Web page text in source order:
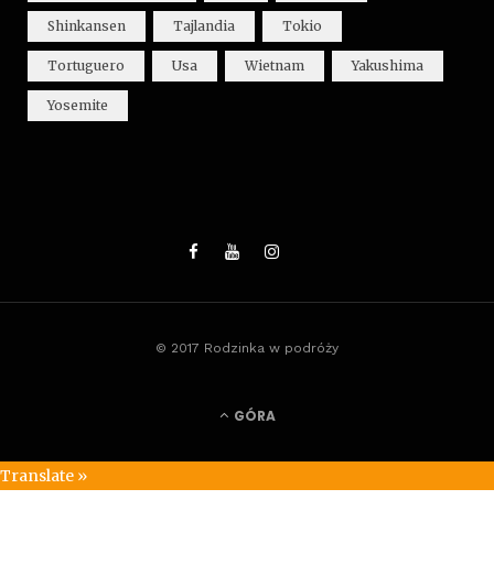
Shinkansen Tajlandia Tokio
Tortuguero Usa Wietnam Yakushima
Yosemite
© 2017 Rodzinka w podróży
GÓRA
Translate »